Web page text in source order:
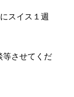
スイス１週
等させてくだ